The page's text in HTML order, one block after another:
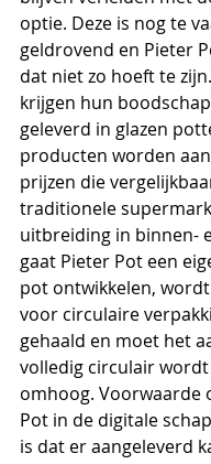
optie. Deze is nog te
geldrovend en Pieter
dat niet zo hoeft te
krijgen hun
geleverd in glazen
producten worden
prijzen die
traditionele
uitbreiding in binnen-
gaat Pieter Pot een
pot ontwikkelen,
voor circulaire
gehaald en moet het
volledig circulair
omhoog. Voorwaarde
Pot in de digitale
is dat er aangeleverd